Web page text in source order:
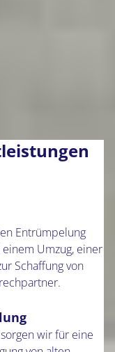
Entrümpelung
Umzug, einer
Schaffung von
wir für eine